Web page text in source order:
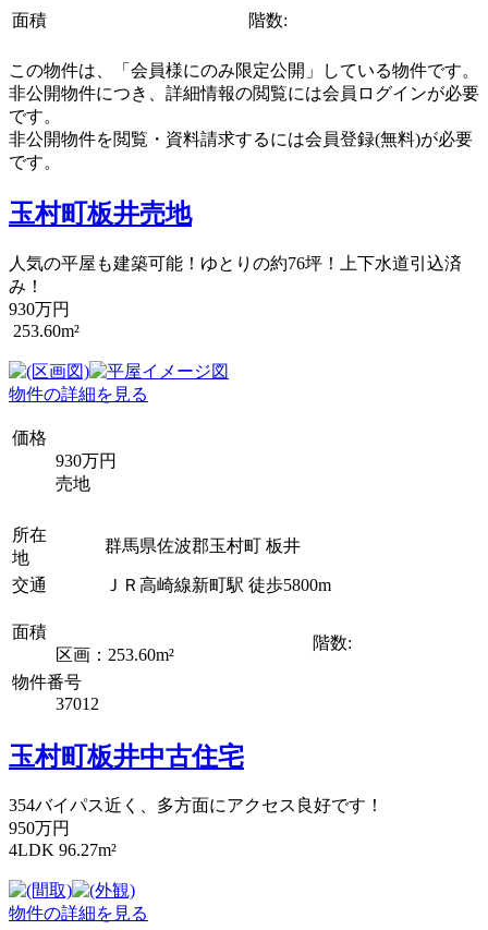
面積 階数:
この物件は、「会員様にのみ限定公開」している物件です。
非公開物件につき、詳細情報の閲覧には会員ログインが必要
です。
非公開物件を閲覧・資料請求するには会員登録(無料)が必要
です。
玉村町板井売地
人気の平屋も建築可能！ゆとりの約76坪！上下水道引込済
み！
930万円
253.60m²
物件の詳細を見る
価格
930万円
売地
所在
地
群馬県佐波郡玉村町 板井
交通 ＪＲ高崎線新町駅 徒歩5800m
面積
区画：253.60m²
階数:
物件番号
37012
玉村町板井中古住宅
354バイパス近く、多方面にアクセス良好です！
950万円
4LDK 96.27m²
物件の詳細を見る